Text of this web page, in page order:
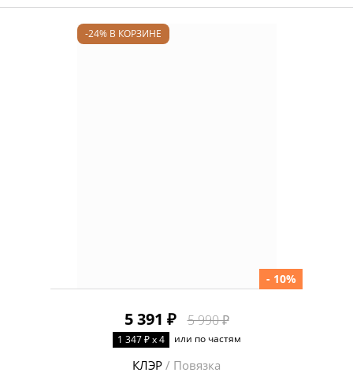
-24% В КОРЗИНЕ
5 391 ₽ 5 990 ₽
- 10%
1 347 ₽ x 4 или по частям
КЛЭР / Повязка